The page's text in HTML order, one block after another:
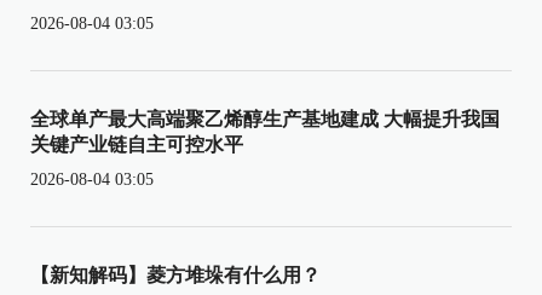
2026-08-04 03:05
全球单产最大高端聚乙烯醇生产基地建成 大幅提升我国
关键产业链自主可控水平
2026-08-04 03:05
【新知解码】菱方堆垛有什么用？